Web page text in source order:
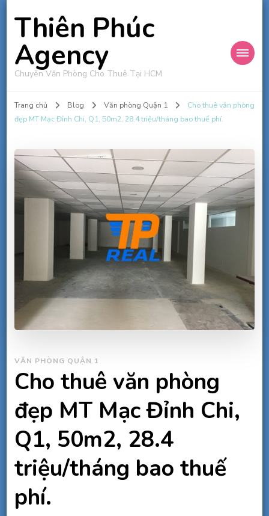
Thiên Phúc
Agency
Chuyên Văn Phòng Cho Thuê Tại HCM
Trang chủ Blog Văn phòng Quận 1
Cho thuê văn phòng
đẹp MT Mạc Đỉnh Chi, Q1, 50m2, 28.4 triệu/tháng bao thuế phí.
VĂN PHÒNG QUẬN 1
Cho thuê văn phòng
đẹp MT Mạc Đỉnh Chi,
Q1, 50m2, 28.4
triệu/tháng bao thuế
phí.